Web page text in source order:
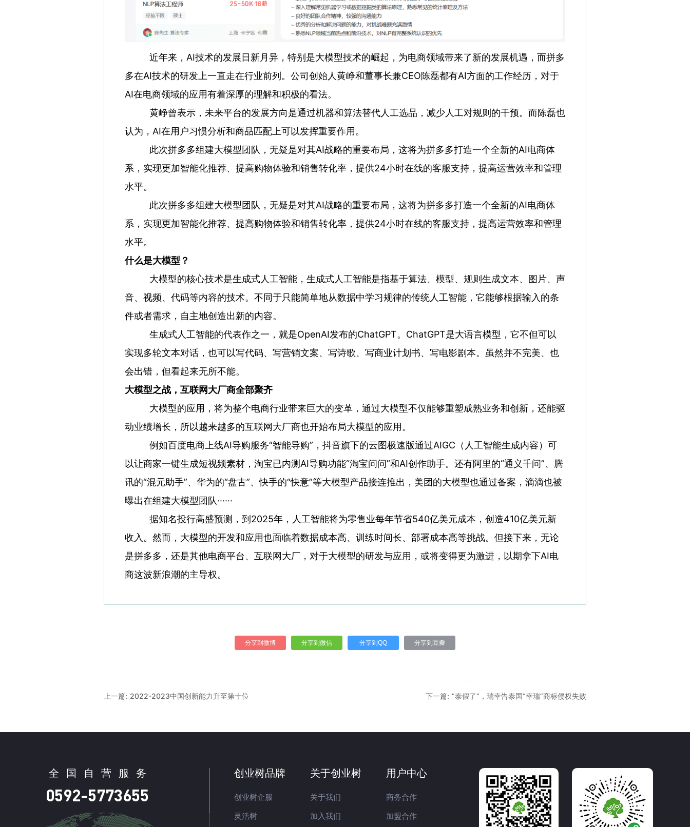
近年来，AI技术的发展日新月异，特别是大模型技术的崛起，为电商领域带来了新的发展机遇，而拼多
多在AI技术的研发上一直走在行业前列。公司创始人黄峥和董事长兼CEO陈磊都有AI方面的工作经历，对于
AI在电商领域的应用有着深厚的理解和积极的看法。
黄峥曾表示，未来平台的发展方向是通过机器和算法替代人工选品，减少人工对规则的干预。而陈磊也
认为，AI在用户习惯分析和商品匹配上可以发挥重要作用。
此次拼多多组建大模型团队，无疑是对其AI战略的重要布局，这将为拼多多打造一个全新的AI电商体
系，实现更加智能化推荐、提高购物体验和销售转化率，提供24小时在线的客服支持，提高运营效率和管理
水平。
此次拼多多组建大模型团队，无疑是对其AI战略的重要布局，这将为拼多多打造一个全新的AI电商体
系，实现更加智能化推荐、提高购物体验和销售转化率，提供24小时在线的客服支持，提高运营效率和管理
水平。
什么是大模型？
大模型的核心技术是生成式人工智能，生成式人工智能是指基于算法、模型、规则生成文本、图片、声
音、视频、代码等内容的技术。不同于只能简单地从数据中学习规律的传统人工智能，它能够根据输入的条
件或者需求，自主地创造出新的内容。
生成式人工智能的代表作之一，就是OpenAI发布的ChatGPT。ChatGPT是大语言模型，它不但可以
实现多轮文本对话，也可以写代码、写营销文案、写诗歌、写商业计划书、写电影剧本。虽然并不完美、也
会出错，但看起来无所不能。
大模型之战，互联网大厂商全部聚齐
大模型的应用，将为整个电商行业带来巨大的变革，通过大模型不仅能够重塑成熟业务和创新，还能驱
动业绩增长，所以越来越多的互联网大厂商也开始布局大模型的应用。
例如百度电商上线AI导购服务“智能导购”，抖音旗下的云图极速版通过AIGC（人工智能生成内容）可
以让商家一键生成短视频素材，淘宝已内测AI导购功能“淘宝问问”和AI创作助手。还有阿里的“通义千问”、腾
讯的“混元助手”、华为的“盘古”、快手的“快意”等大模型产品接连推出，美团的大模型也通过备案，滴滴也被
曝出在组建大模型团队······
据知名投行高盛预测，到2025年，人工智能将为零售业每年节省540亿美元成本，创造410亿美元新
收入。然而，大模型的开发和应用也面临着数据成本高、训练时间长、部署成本高等挑战。但接下来，无论
是拼多多，还是其他电商平台、互联网大厂，对于大模型的研发与应用，或将变得更为激进，以期拿下AI电
商这波新浪潮的主导权。
分享到微博 分享到微信 分享到QQ 分享到豆瓣
上一篇: 2022-2023中国创新能力升至第十位 下一篇: “泰假了”，瑞幸告泰国“幸瑞”商标侵权失败
全 国 自 营 服 务
0592-5773655
创业树品牌
创业树企服
灵活树
关于创业树
关于我们
加入我们
用户中心
商务合作
加盟合作